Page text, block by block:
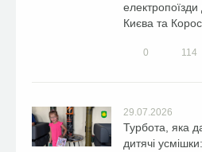
електропоїзди
Києва та
0 114
29.07.2026
Турбота, яка
дитячі